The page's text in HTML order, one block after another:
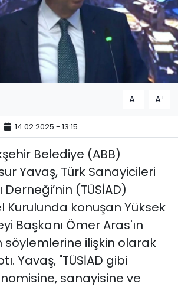
A- A+
14.02.2025 - 13:15
Belediye (ABB)
Yavaş, Türk Sanayicileri
(TÜSİAD)
Kurulunda konuşan Yüksek
Başkanı Ömer Aras'ın
ilişkin olarak
Yavaş, "TÜSİAD gibi
sanayisine ve